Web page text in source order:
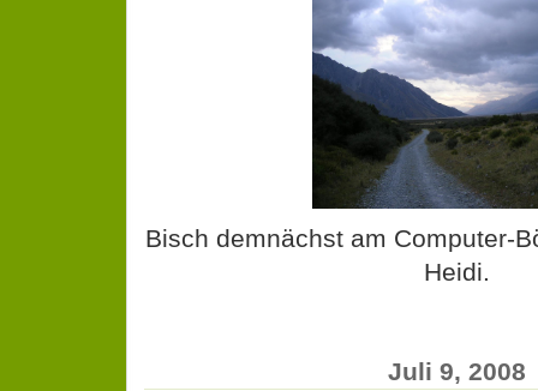
Bisch demnächst am Computer-
Heidi.
Juli 9, 2008